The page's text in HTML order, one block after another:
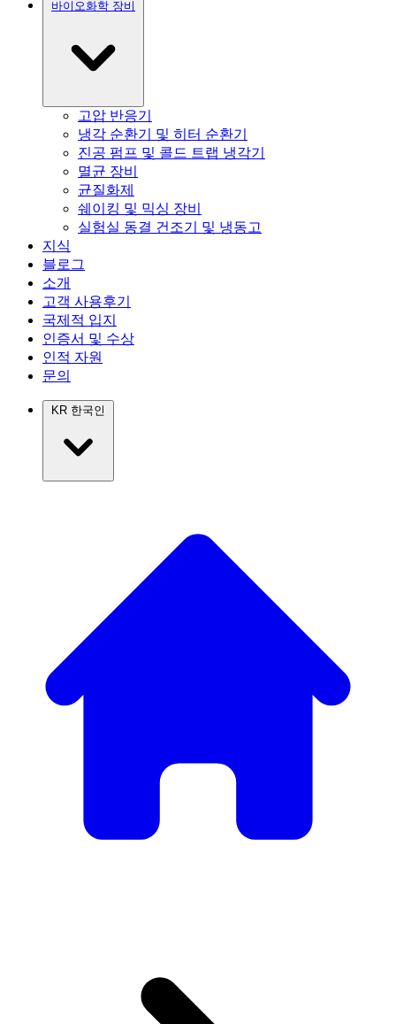
바이오화학 장비
고압 반응기
냉각 순환기 및 히터 순환기
진공 펌프 및 콜드 트랩 냉각기
멸균 장비
균질화제
쉐이킹 및 믹싱 장비
실험실 동결 건조기 및 냉동고
지식
블로그
소개
고객 사용후기
국제적 입지
인증서 및 수상
인적 자원
문의
KR 한국인